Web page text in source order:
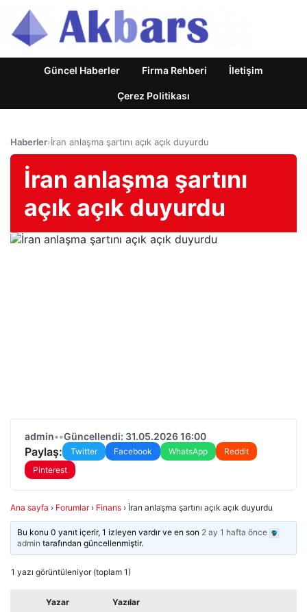
Güncel Haberler Firma Rehberi İletişim
Çerez Politikası
Haberler›İran anlaşma şartını açık açık duyurdu
İran anlaşma şartını
açık açık duyurdu
admin••Güncellendi: 31.05.2026 16:00
Paylaş: Twitter Facebook WhatsApp
Reddit
Pinterest
Ana sayfa › Forumlar › Finans › İran anlaşma şartını açık açık duyurdu
Bu konu 0 yanıt içerir, 1 izleyen vardır ve en son 2 ay 1 hafta önce
admin tarafından güncellenmiştir.
1 yazı görüntüleniyor (toplam 1)
Yazar Yazılar